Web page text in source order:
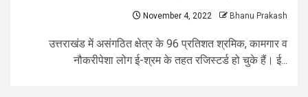
November 4, 2022 Bhanu Prakash
उत्तराखंड में असंगठित क्षेत्र के 96 प्रतिशत श्रमिक, कामगार व
नौकरीपेशा लोग ई-श्रम के तहत रजिस्टर्ड हो चुके हैं। ई...